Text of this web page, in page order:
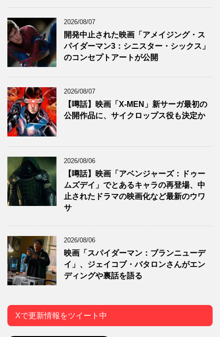
2026/08/07
開発中止された映画「アメイジング・ス
パイダーマン3：シニスター・シックス」
のコンセプトアートが公開
2026/08/07
【噂話】映画「X-MEN」新サーガ最初の
公開作品に、サイクロップス役も決定か
2026/08/06
【噂話】映画「アベンジャーズ：ドゥー
ムズデイ」でとあるキャラの再登場、中
止されたドラマの映画化など最新のウワ
サ
2026/08/06
映画「スパイダーマン：ブランニューデ
イ」、ジェイコブ・バタロンさんがエン
ディングや裏話を語る
Xで更新情報をツイート中